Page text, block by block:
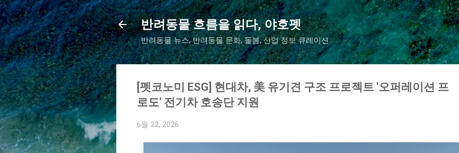
기본 콘텐츠로 건너뛰기
반려동물 흐름을 읽다, 야호펫
반려동물 뉴스, 반려동물 문화, 돌봄, 산업 정보 큐레이션
[펫코노미 ESG] 현대차, 美 유기견 구조 프로젝트 '오퍼레이션 프
로도' 전기차 호송단 지원
6월 22, 2026